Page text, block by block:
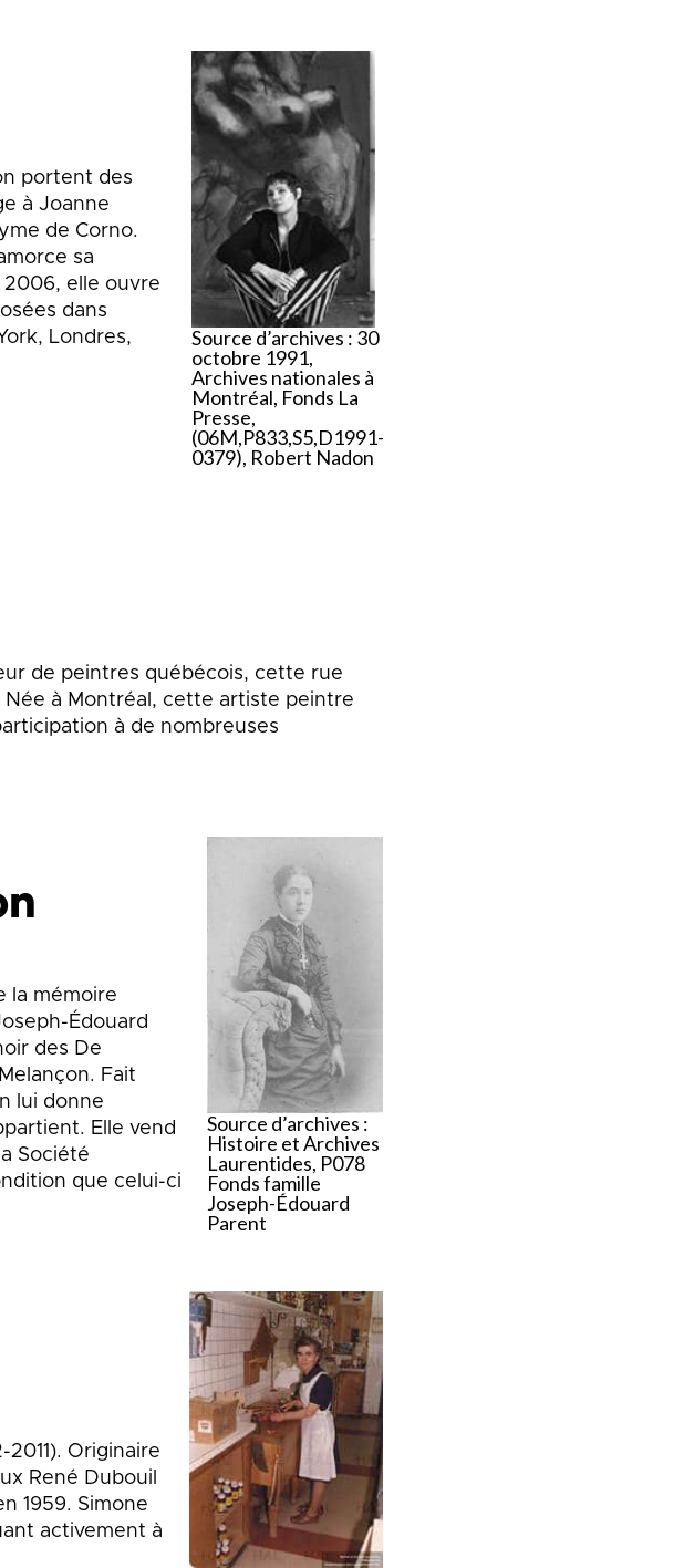
Source d’archives : 30
octobre 1991,
Archives nationales à
Montréal, Fonds La
Presse,
(06M,P833,S5,D1991-
0379), Robert Nadon
portent des
à Joanne
de Corno.
sa
2006, elle ouvre
dans
Londres,
de peintres québécois, cette rue
Née à Montréal, cette artiste peintre
à de nombreuses
Source d’archives :
Histoire et Archives
Laurentides, P078
Fonds famille
Joseph-Édouard
Parent
la mémoire
Édouard
des De
Fait
lui donne
Elle vend
Société
que celui-ci
Originaire
René Dubouil
1959. Simone
activement à